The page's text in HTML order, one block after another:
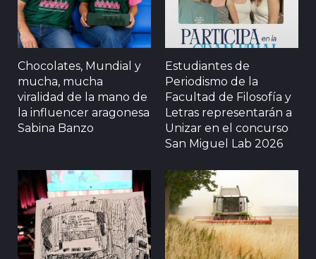
Chocolates, Mundial y
mucha, mucha
viralidad de la mano de
la influencer aragonesa
Sabina Banzo
Estudiantes de
Periodismo de la
Facultad de Filosofía y
Letras representarán a
Unizar en el concurso
San Miguel Lab 2026